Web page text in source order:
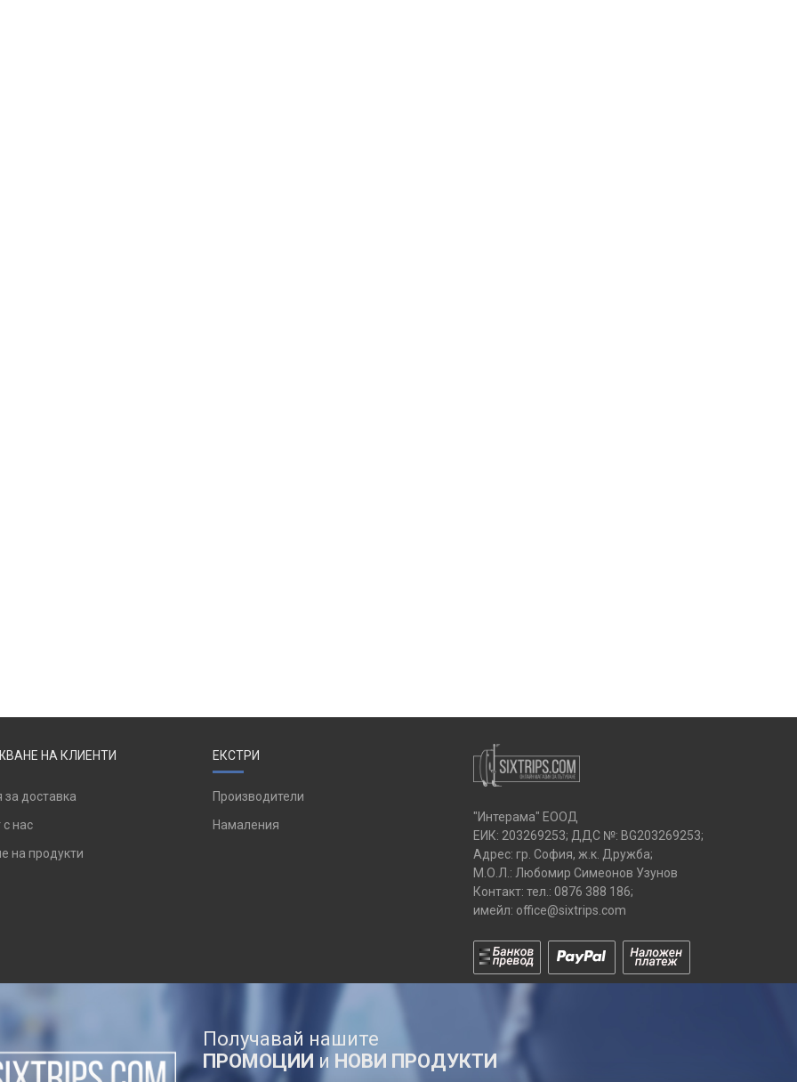
НА КЛИЕНТИ
за доставка
нас
на продукти
ЕКСТРИ
Производители
Намаления
"Интерама" ЕООД
ЕИК: 203269253; ДДС №: BG203269253;
Адрес: гр. София, ж.к. Дружба;
М.О.Л.: Любомир Симеонов Узунов
Контакт: тел.: 0876 388 186;
имейл: office@sixtrips.com
Получавай нашите
ПРОМОЦИИ и НОВИ ПРОДУКТИ